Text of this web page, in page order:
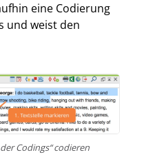
eine Codierung
und weist den
Codings“ codieren